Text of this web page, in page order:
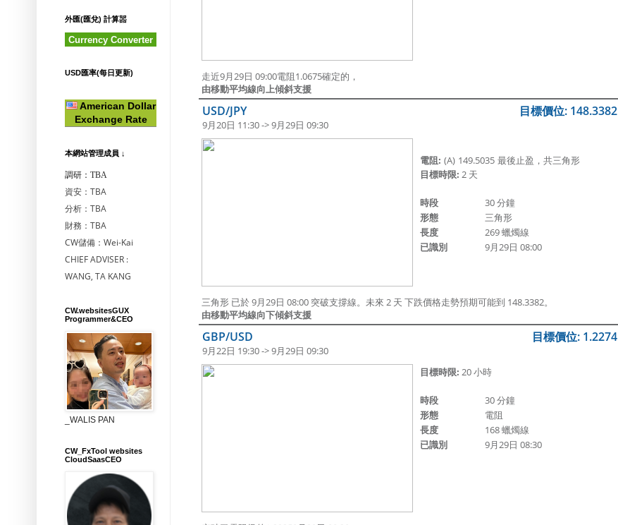
走近9月29日 09:00電阻1.0675確定的，
由移動平均線向上傾斜支援
USD/JPY
9月20日 11:30 -> 9月29日 09:30
目標價位: 148.3382
電阻: (A) 149.5035 最後止盈，共三角形
目標時限: 2 天
時段
30 分鐘
形態
三角形
長度
269 蠟燭線
已識別
9月29日 08:00
三角形 已於 9月29日 08:00 突破支撐線。未來 2 天 下跌價格走勢預期可能到 148.3382。
由移動平均線向下傾斜支援
GBP/USD
9月22日 19:30 -> 9月29日 09:30
目標價位: 1.2274
目標時限: 20 小時
時段
30 分鐘
形態
電阻
長度
168 蠟燭線
已識別
9月29日 08:30
外匯(匯兌) 計算噐
Currency Converter
USD匯率(每日更新)
American Dollar
Exchange Rate
本網站管理成員 ↓
調研：TBA
資安：TBA
分析：TBA
財務：TBA
CW儲備：Wei-Kai
CHIEF ADVISER :
WANG, TA KANG
CW.websitesGUX
Programmer&CEO
_WALIS PAN
CW_FxTool websites
CloudSaasCEO